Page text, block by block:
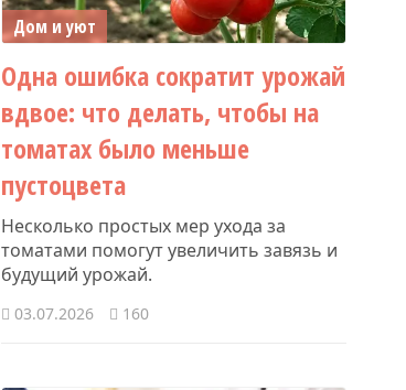
Дом и уют
Одна ошибка сократит урожай
вдвое: что делать, чтобы на
томатах было меньше
пустоцвета
Несколько простых мер ухода за
томатами помогут увеличить завязь и
будущий урожай.
03.07.2026 160